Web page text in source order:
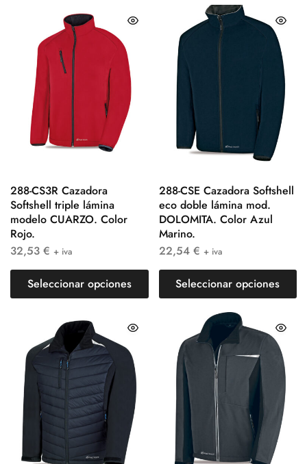
288-CS3R Cazadora
Softshell triple lámina
modelo CUARZO. Color
Rojo.
32,53 € + iva
Seleccionar opciones
288-CSE Cazadora Softshell
eco doble lámina mod.
DOLOMITA. Color Azul
Marino.
22,54 € + iva
Seleccionar opciones